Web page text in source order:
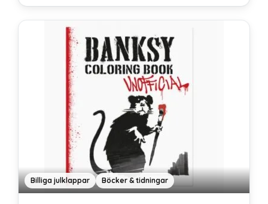
Billiga julklappar Böcker & tidningar